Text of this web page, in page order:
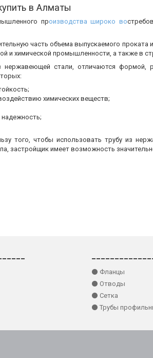
в Алматы
производства широко во
часть объема выпускаемого
и химической промышленности, а также в
нержавеющей стали, отличаются формой,
химических веществ;
того, чтобы использовать трубу из
застройщик имеет возможность
⚫ Фланцы
⚫ Отводы
⚫ Сетка
⚫ Трубы